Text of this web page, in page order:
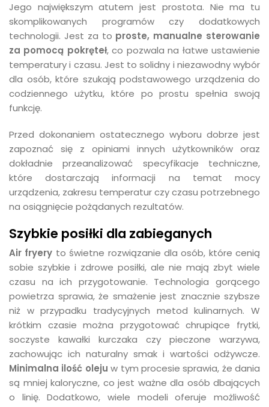
Jego największym atutem jest prostota. Nie ma tu
skomplikowanych programów czy dodatkowych
technologii. Jest za to proste, manualne sterowanie
za pomocą pokręteł, co pozwala na łatwe ustawienie
temperatury i czasu. Jest to solidny i niezawodny wybór
dla osób, które szukają podstawowego urządzenia do
codziennego użytku, które po prostu spełnia swoją
funkcję.
Przed dokonaniem ostatecznego wyboru dobrze jest
zapoznać się z opiniami innych użytkowników oraz
dokładnie przeanalizować specyfikacje techniczne,
które dostarczają informacji na temat mocy
urządzenia, zakresu temperatur czy czasu potrzebnego
na osiągnięcie pożądanych rezultatów.
Szybkie posiłki dla zabieganych
Air fryery to świetne rozwiązanie dla osób, które cenią
sobie szybkie i zdrowe posiłki, ale nie mają zbyt wiele
czasu na ich przygotowanie. Technologia gorącego
powietrza sprawia, że smażenie jest znacznie szybsze
niż w przypadku tradycyjnych metod kulinarnych. W
krótkim czasie można przygotować chrupiące frytki,
soczyste kawałki kurczaka czy pieczone warzywa,
zachowując ich naturalny smak i wartości odżywcze.
Minimalna ilość oleju w tym procesie sprawia, że dania
są mniej kaloryczne, co jest ważne dla osób dbających
o linię. Dodatkowo, wiele modeli oferuje możliwość